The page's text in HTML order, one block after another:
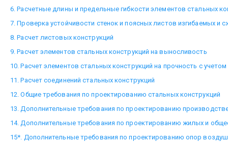
6. Расчетные длины и предельные гибкости элементов стальных
7. Проверка устойчивости стенок и поясных листов изгибаемых и
8. Расчет листовых конструкций
9. Расчет элементов стальных конструкций на выносливость
10. Расчет элементов стальных конструкций на прочность с
11. Расчет соединений стальных конструкций
12. Общие требования по проектированию стальных конструкций
13. Дополнительные требования по проектированию
14. Дополнительные требования по проектированию жилых и
15*. Дополнительные требования по проектированию опор